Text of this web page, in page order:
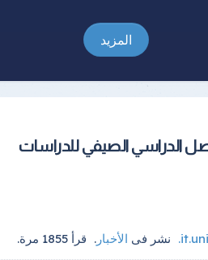
المزيد
الدراسي الصيفي للدراسات
. نشر فى الأخبار . قرأ 1855 مرة.